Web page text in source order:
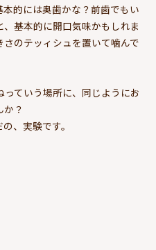
的には奥歯かな？前歯でもい
基本的に開口気味かもしれま
のテッィシュを置いて噛んで
ていう場所に、同じようにお
？
、実験です。